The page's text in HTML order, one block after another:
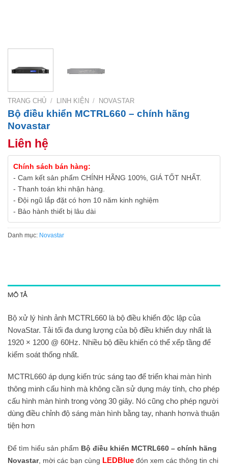
TRANG CHỦ / LINH KIỆN / NOVASTAR
Bộ điều khiển MCTRL660 – chính hãng
Novastar
Liên hệ
Chính sách bán hàng:
- Cam kết sản phẩm CHÍNH HÃNG 100%, GIÁ TỐT NHẤT.
- Thanh toán khi nhận hàng.
- Đội ngũ lắp đặt có hơn 10 năm kinh nghiệm
- Bảo hành thiết bị lâu dài
Danh mục: Novastar
MÔ TẢ
Bộ xử lý hình ảnh MCTRL660 là bộ điều khiển độc lập của
NovaStar. Tải tối đa dung lượng của bộ điều khiển duy nhất là
1920 × 1200 @ 60Hz. Nhiều bộ điều khiển có thể xếp tầng để
kiểm soát thống nhất.
MCTRL660 áp dụng kiến trúc sáng tạo để triển khai màn hình
thông minh cấu hình mà không cần sử dụng máy tính, cho phép
cấu hình màn hình trong vòng 30 giây. Nó cũng cho phép người
dùng điều chỉnh độ sáng màn hình bằng tay, nhanh hơnvà thuận
tiện hơn
Để tìm hiểu sản phẩm Bộ điều khiển MCTRL660 – chính hãng
Novastar, mời các bạn cùng LEDBlue đón xem các thông tin chi